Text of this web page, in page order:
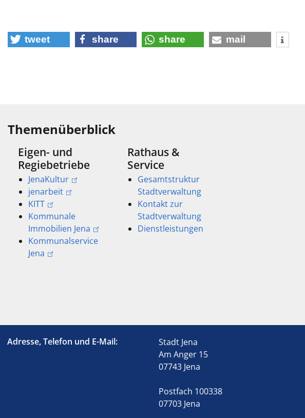
tweet share share mail
Themenüberblick
Eigen- und
Regiebetriebe
JenaKultur
jenarbeit
KITT
Kommunale
Immobilien Jena
Kommunalservice
Jena
Rathaus &
Service
Gesamtstruktur
Stadtverwaltung
Kontakt zur
Stadtverwaltung
Dienstleistungen
Adresse, Telefon und E-Mail:
Stadt Jena
Am Anger 15
07743 Jena
Postfach 100338
07703 Jena